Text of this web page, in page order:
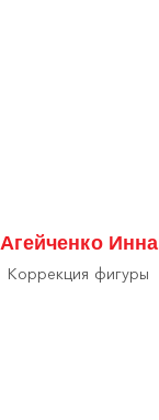
Агейченко Инна
Коррекция фигуры